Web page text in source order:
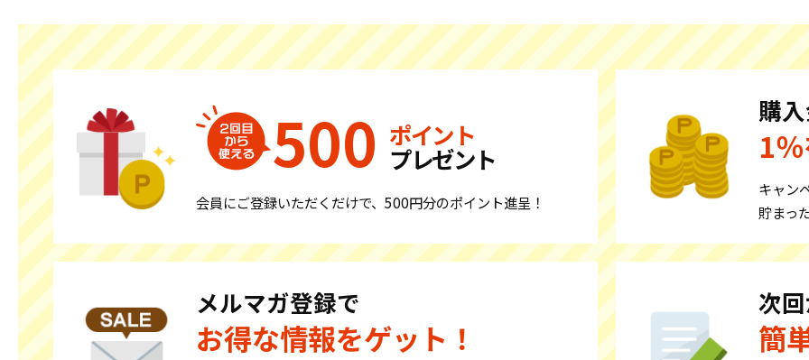
500 ポイント
プレゼント
会員にご登録いただくだけで、500円分のポイント進呈！
購
1
キャン
貯まっ
メルマガ登録で
お得な情報をゲット！
次
簡